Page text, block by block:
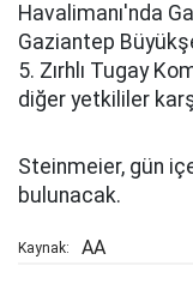
Havalimanı'nda
Gaziantep
5. Zırhlı Tugay
diğer yetkililer
Steinmeier, gün
bulunacak.
Kaynak: AA